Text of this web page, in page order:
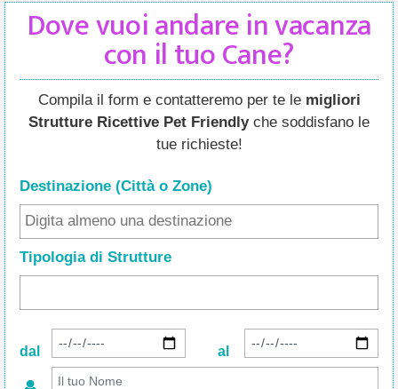
Dove vuoi andare in vacanza
con il tuo Cane?
Compila il form e contatteremo per te le migliori
Strutture Ricettive Pet Friendlyche soddisfano le
tue richieste!
Destinazione (Città o Zone)
Tipologia di Strutture
dal al